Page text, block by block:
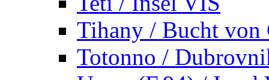
Tihany / Bucht von
Totonno /